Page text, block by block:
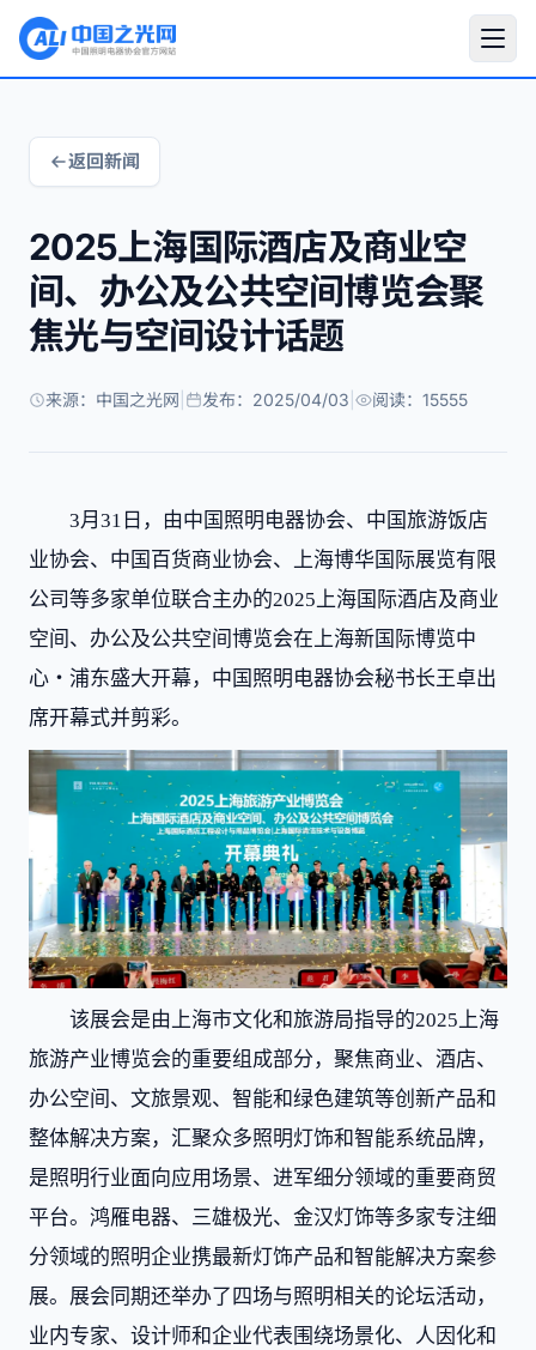
返回新闻
2025上海国际酒店及商业空
间、办公及公共空间博览会聚
焦光与空间设计话题
来源：中国之光网 发布：2025/04/03 阅读：15555
3月31日，由中国照明电器协会、中国旅游饭店
业协会、中国百货商业协会、上海博华国际展览有限
公司等多家单位联合主办的2025上海国际酒店及商业
空间、办公及公共空间博览会在上海新国际博览中
心・浦东盛大开幕，中国照明电器协会秘书长王卓出
席开幕式并剪彩。
该展会是由上海市文化和旅游局指导的2025上海
旅游产业博览会的重要组成部分，聚焦商业、酒店、
办公空间、文旅景观、智能和绿色建筑等创新产品和
整体解决方案，汇聚众多照明灯饰和智能系统品牌，
是照明行业面向应用场景、进军细分领域的重要商贸
平台。鸿雁电器、三雄极光、金汉灯饰等多家专注细
分领域的照明企业携最新灯饰产品和智能解决方案参
展。展会同期还举办了四场与照明相关的论坛活动，
业内专家、设计师和企业代表围绕场景化、人因化和